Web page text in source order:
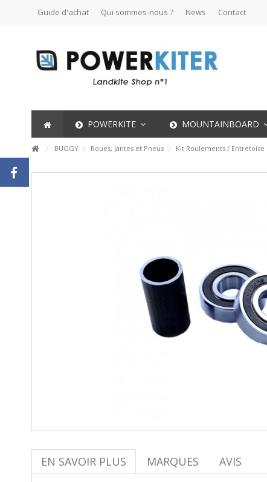
Guide d'achat Qui sommes-nous ? News Contact
POWERKITE MOUNTAINBOARD
BUGGY Roues, Jantes et Pneus Kit Roulements / Entretoise
EN SAVOIR PLUS MARQUES AVIS